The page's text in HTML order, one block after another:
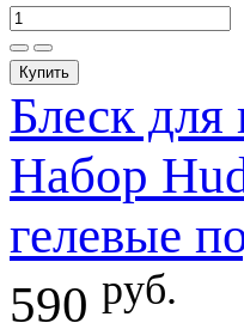
Купить
Блеск для
Набор
гелевые
590 руб.